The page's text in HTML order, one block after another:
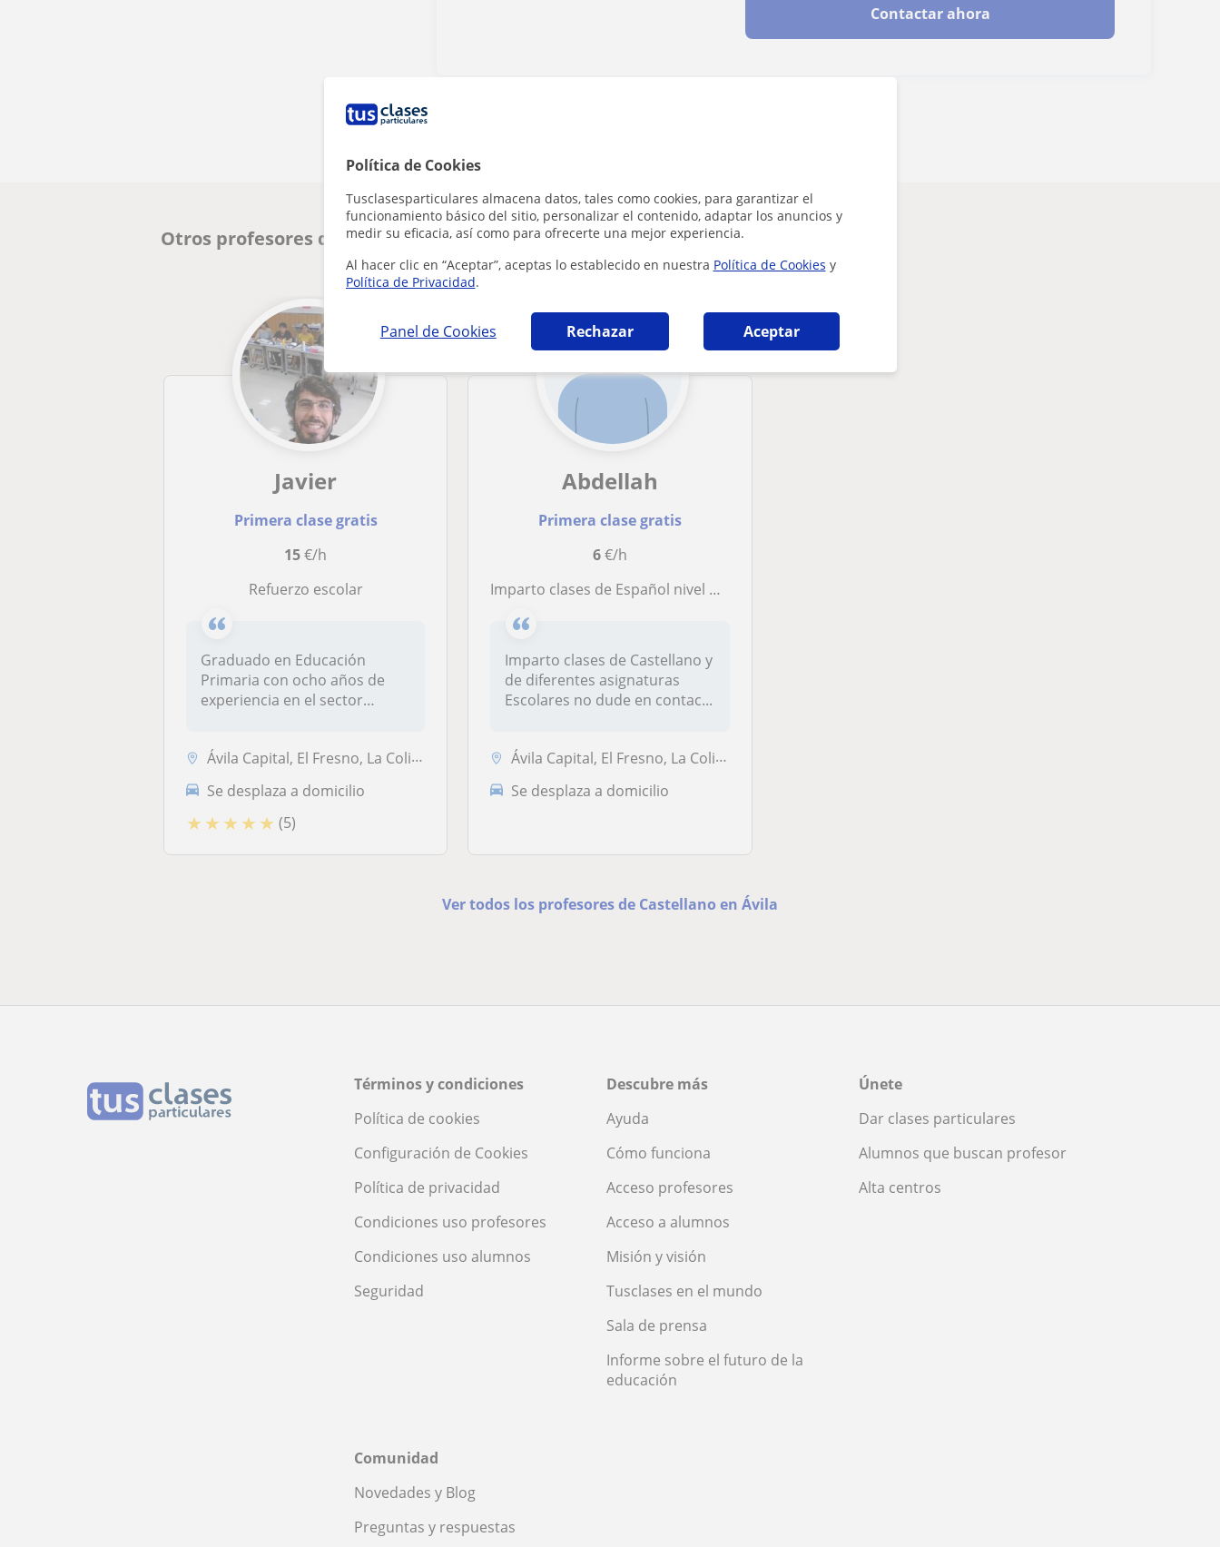
Política de Cookies
Tusclasesparticulares almacena datos, tales como cookies, para garantizar el
funcionamiento básico del sitio, personalizar el contenido, adaptar los anuncios y
medir su eficacia, así como para ofrecerte una mejor experiencia.
Al hacer clic en “Aceptar”, aceptas lo establecido en nuestra Política de Cookies y
Política de Privacidad.
Panel de Cookies Rechazar Aceptar
Contactar ahora
Otros profesores de Castellano en Ávila que pueden interesarte
Javier
Primera clase gratis
15€/h
Refuerzo escolar
Graduado en Educación
Primaria con ocho años de
experiencia en el sector
Ávila Capital, El Fresno, La Colilla, Tornadizos de Ávila
Se desplaza a domicilio
★ ★ ★ ★ ★ (5)
Abdellah
Primera clase gratis
6€/h
Imparto clases de Español nivel nativo
Imparto clases de Castellano y
de diferentes asignaturas
Escolares no dude en contac...
Ávila Capital, El Fresno, La Colilla, Tornadizos de Ávila
Se desplaza a domicilio
Ver todos los profesores de Castellano en Ávila
Términos y condiciones
Política de cookies
Configuración de Cookies
Política de privacidad
Condiciones uso profesores
Condiciones uso alumnos
Seguridad
Descubre más
Ayuda
Cómo funciona
Acceso profesores
Acceso a alumnos
Misión y visión
Tusclases en el mundo
Sala de prensa
Informe sobre el futuro de la
educación
Únete
Dar clases particulares
Alumnos que buscan profesor
Alta centros
Comunidad
Novedades y Blog
Preguntas y respuestas